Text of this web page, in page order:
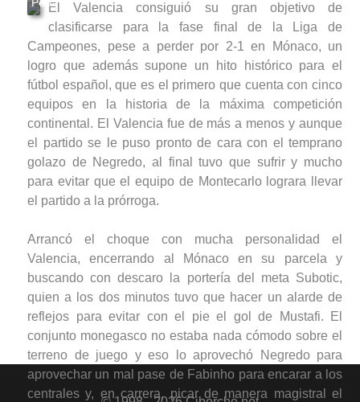
El Valencia consiguió su gran objetivo de
clasificarse para la fase final de la Liga de
Campeones, pese a perder por 2-1 en Mónaco, un
logro que además supone un hito histórico para el
fútbol español, que es el primero que cuenta con cinco
equipos en la historia de la máxima competición
continental. El Valencia fue de más a menos y aunque
el partido se le puso pronto de cara con el temprano
golazo de Negredo, al final tuvo que sufrir y mucho
para evitar que el equipo de Montecarlo lograra llevar
el partido a la prórroga.
Arrancó el choque con mucha personalidad el
Valencia, encerrando al Mónaco en su parcela y
buscando con descaro la portería del meta Subotic,
quien a los dos minutos tuvo que hacer un alarde de
reflejos para evitar con el pie el gol de Mustafi. El
conjunto monegasco no estaba nada cómodo sobre el
terreno de juego y eso lo aprovechó Negredo para
aprovechar un mal pase de Fabinho para encarar a los
centrales y, en carrera, picar de manera magistral el